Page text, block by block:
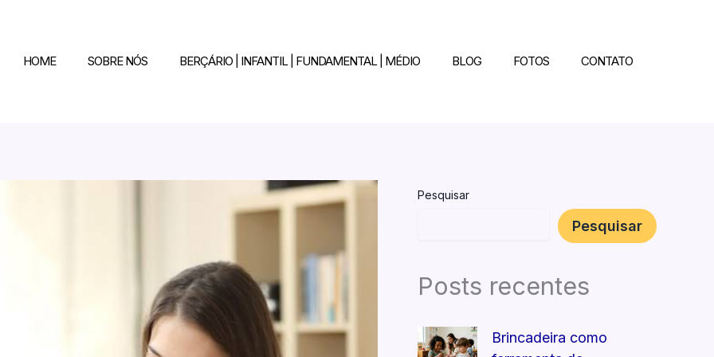
HOME SOBRE NÓS BERÇÁRIO | INFANTIL | FUNDAMENTAL | MÉDIO BLOG FOTOS CONTATO
Pesquisar
Pesquisar
Posts recentes
Brincadeira como